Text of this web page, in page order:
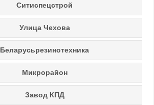
Ситиспецстрой
Улица Чехова
Беларусьрезинотехника
Микрорайон
Завод КПД